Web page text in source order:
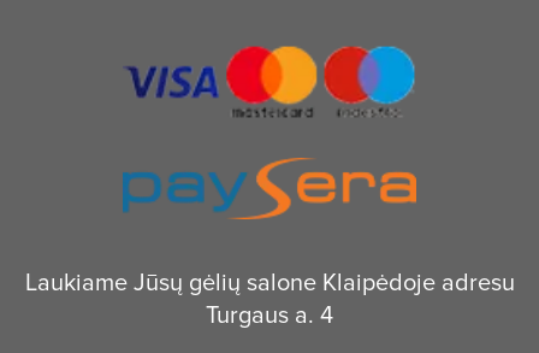
Laukiame Jūsų gėlių salone Klaipėdoje adresu
Turgaus a. 4